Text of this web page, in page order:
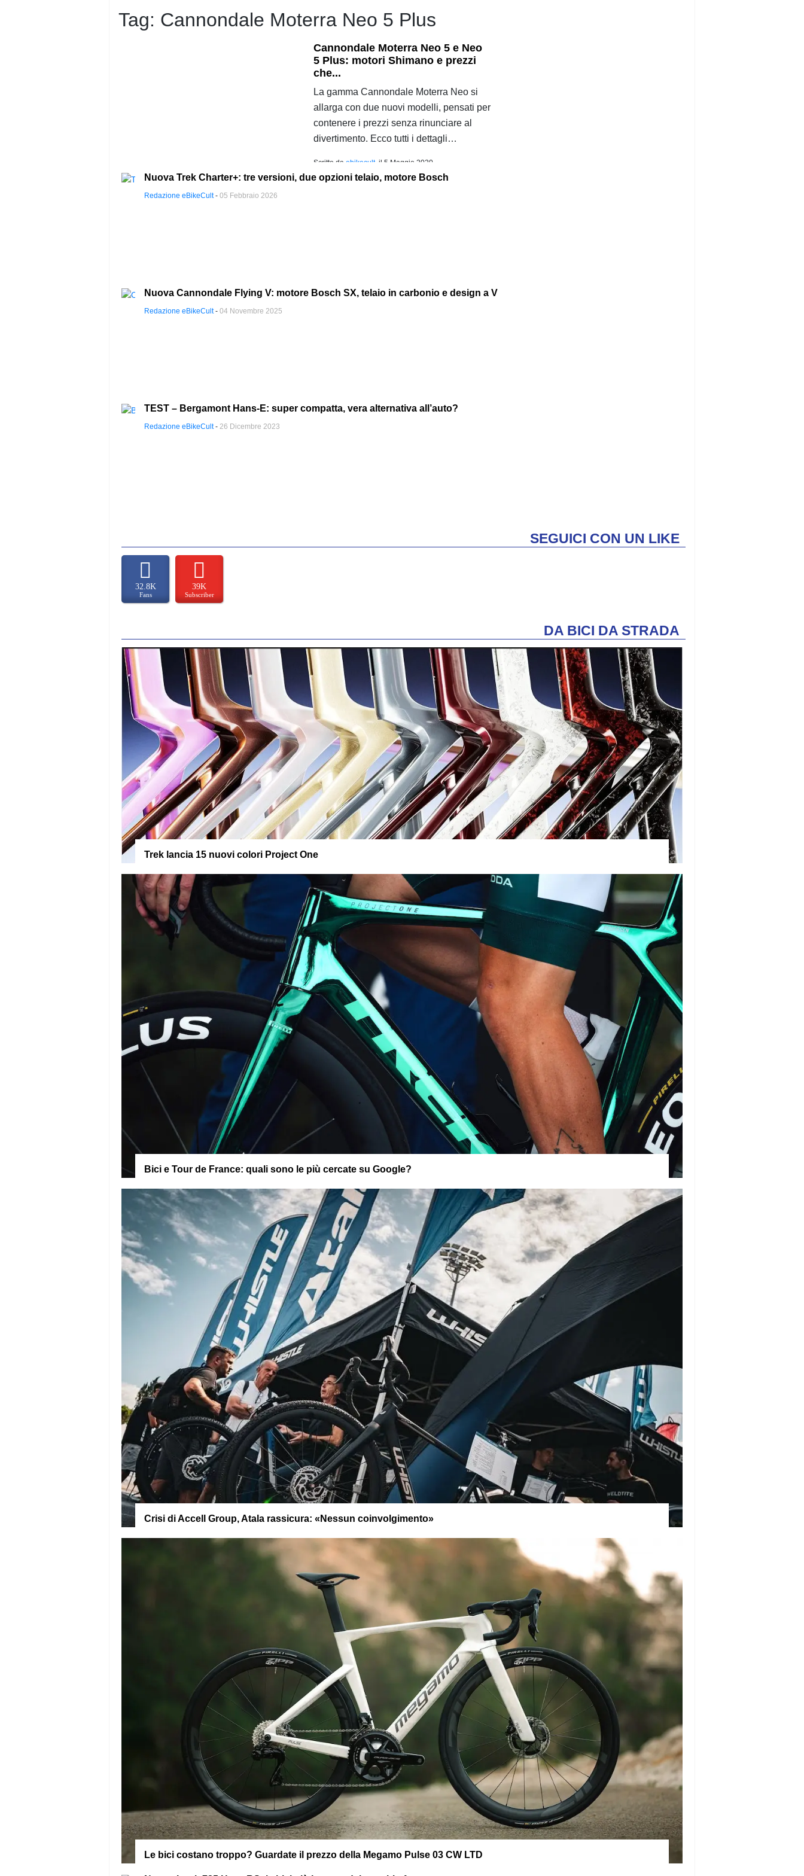
Tag: Cannondale Moterra Neo 5 Plus
Cannondale Moterra Neo 5 e Neo
5 Plus: motori Shimano e prezzi
che...
La gamma Cannondale Moterra Neo si
allarga con due nuovi modelli, pensati per
contenere i prezzi senza rinunciare al
divertimento. Ecco tutti i dettagli…
Scritto da ebikecult, il 5 Maggio 2020
Nuova Trek Charter+: tre versioni, due opzioni telaio, motore Bosch
Redazione eBikeCult-05 Febbraio 2026
Nuova Cannondale Flying V: motore Bosch SX, telaio in carbonio e design a V
Redazione eBikeCult-04 Novembre 2025
TEST – Bergamont Hans-E: super compatta, vera alternativa all’auto?
Redazione eBikeCult-26 Dicembre 2023
SEGUICI CON UN LIKE
32.8K
Fans
39K
Subscriber
DA BICI DA STRADA
Trek lancia 15 nuovi colori Project One
Bici e Tour de France: quali sono le più cercate su Google?
Crisi di Accell Group, Atala rassicura: «Nessun coinvolgimento»
Le bici costano troppo? Guardate il prezzo della Megamo Pulse 03 CW LTD